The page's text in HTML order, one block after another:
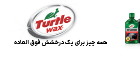
همه چیز برای یک درخشش فوق العاده